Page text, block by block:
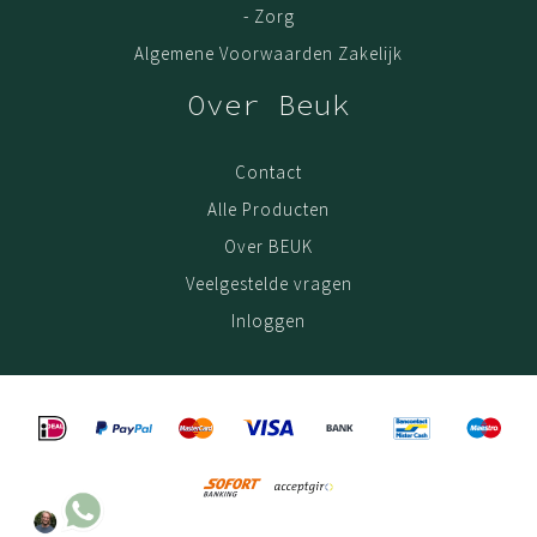
kun je met een gerust hart deze matten intensief
gebruiken; de kwaliteit blijft. De garantie op deze matten
online. Als bewijs van aankoop is de oorspronkelijke
Ons gehele collectie bestaat o.a. uit
- Zorg
Algemene Voorwaarden Zakelijk
Over Beuk
Contact
Alle Producten
Over BEUK
Veelgestelde vragen
Inloggen